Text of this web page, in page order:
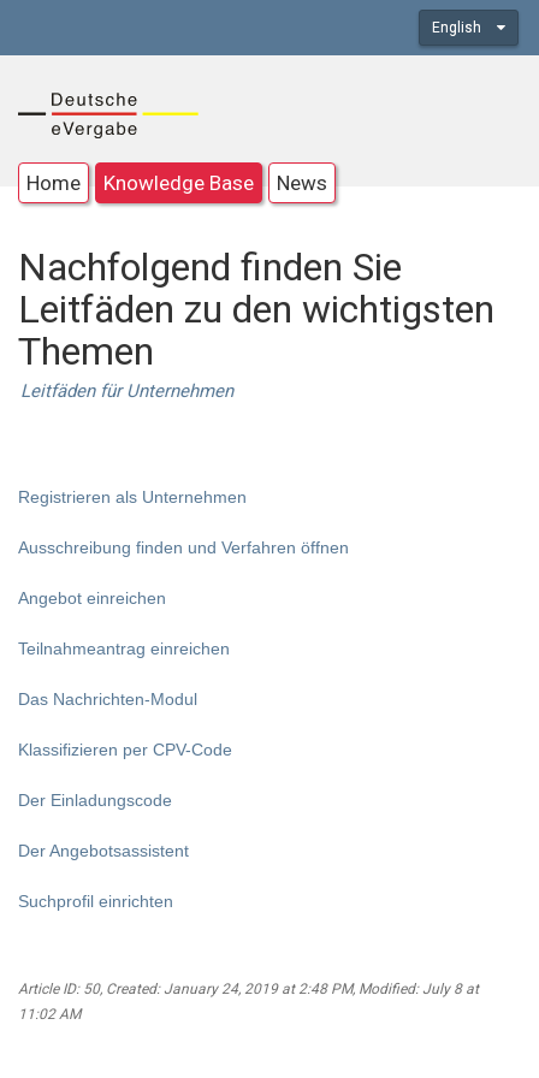
English
Home Knowledge Base News
Nachfolgend finden Sie
Leitfäden zu den wichtigsten
Themen
Leitfäden für Unternehmen
Registrieren als Unternehmen
Ausschreibung finden und Verfahren öffnen
Angebot einreichen
Teilnahmeantrag einreichen
Das Nachrichten-Modul
Klassifizieren per CPV-Code
Der Einladungscode
Der Angebotsassistent
Suchprofil einrichten
Article ID: 50, Created: January 24, 2019 at 2:48 PM, Modified: July 8 at
11:02 AM